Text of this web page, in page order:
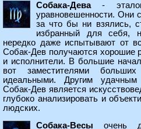
Собака-Дева- эталон
уравновешенности. Они
за что бы ни взялись,
избранный для себя,
нередко даже испытывают от
Собак-Дев получаются хорошие
и исполнители. В большие
вот заместителями
идеальными. Другим
Собак-Дев является
глубоко анализировать и
людских.
Собака-Весы очень